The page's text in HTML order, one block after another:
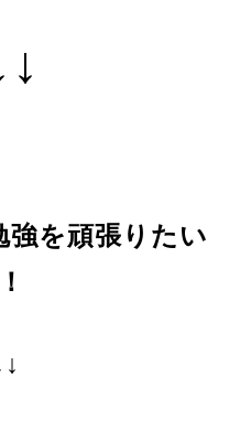
強を頑張りたい